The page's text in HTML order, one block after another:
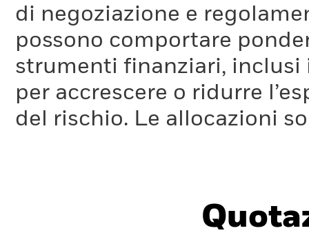
di negoziazione e
possono comportare
strumenti finanziari, inclusi
per accrescere o ridurre
del rischio. Le allocazioni